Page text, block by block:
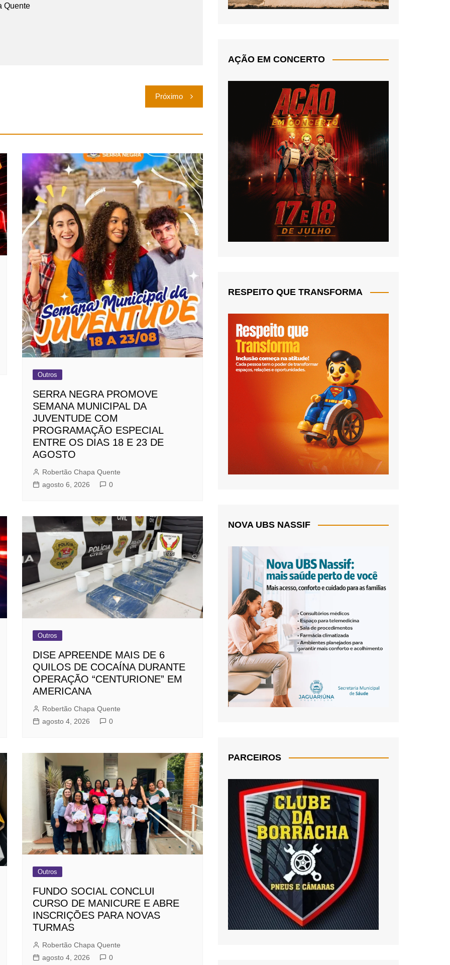
Quente
Próximo
Outros
SERRA NEGRA PROMOVE
SEMANA MUNICIPAL DA
JUVENTUDE COM
PROGRAMAÇÃO ESPECIAL
ENTRE OS DIAS 18 E 23 DE
AGOSTO
Robertão Chapa Quente
agosto 6, 2026
0
Outros
DISE APREENDE MAIS DE 6
QUILOS DE COCAÍNA DURANTE
OPERAÇÃO “CENTURIONE” EM
AMERICANA
Robertão Chapa Quente
agosto 4, 2026
0
Outros
FUNDO SOCIAL CONCLUI
CURSO DE MANICURE E ABRE
INSCRIÇÕES PARA NOVAS
TURMAS
Robertão Chapa Quente
agosto 4, 2026
0
AÇÃO EM CONCERTO
RESPEITO QUE TRANSFORMA
NOVA UBS NASSIF
PARCEIROS